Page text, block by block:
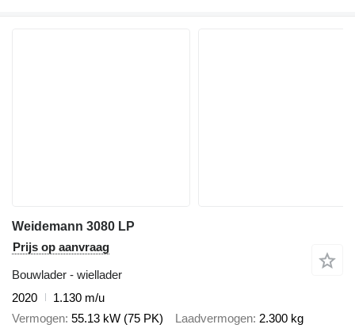
Weidemann 3080 LP
Prijs op aanvraag
Bouwlader - wiellader
2020
1.130 m/u
Vermogen 55.13 kW (75 PK) Laadvermogen 2.300 kg